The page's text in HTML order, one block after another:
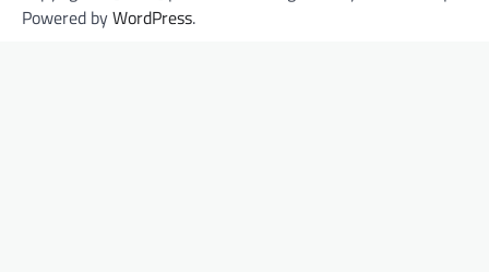
Powered byWordPress.